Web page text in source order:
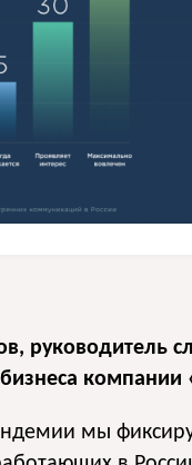
руководитель
бизнеса
мы